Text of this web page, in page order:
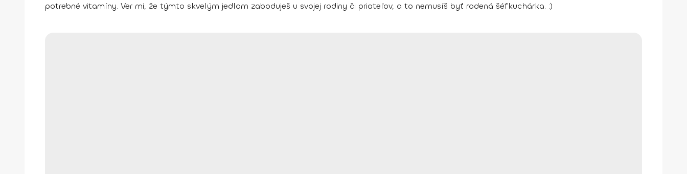
potrebné vitamíny. Ver mi, že týmto skvelým jedlom zaboduješ u svojej rodiny či priateľov, a to nemusíš byť rodená šéfkuchárka. :)